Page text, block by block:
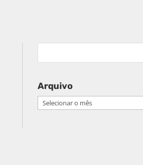
Arquivo
Arquivo